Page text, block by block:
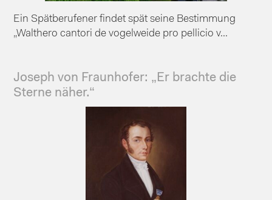
Ein Spätberufener findet spät seine Bestimmung
„Walthero cantori de vogelweide pro pellicio v...
Joseph von Fraunhofer: „Er brachte die
Sterne näher.“